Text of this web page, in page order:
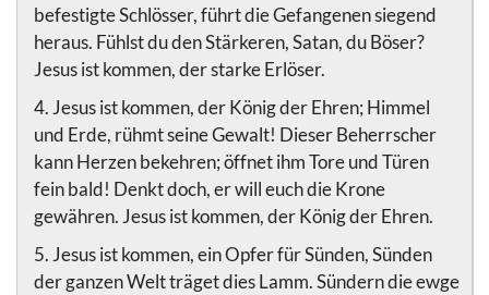
befestigte Schlösser, führt die Gefangenen siegend
heraus. Fühlst du den Stärkeren, Satan, du Böser?
Jesus ist kommen, der starke Erlöser.
4. Jesus ist kommen, der König der Ehren; Himmel
und Erde, rühmt seine Gewalt! Dieser Beherrscher
kann Herzen bekehren; öffnet ihm Tore und Türen
fein bald! Denkt doch, er will euch die Krone
gewähren. Jesus ist kommen, der König der Ehren.
5. Jesus ist kommen, ein Opfer für Sünden, Sünden
der ganzen Welt träget dies Lamm. Sündern die ewge